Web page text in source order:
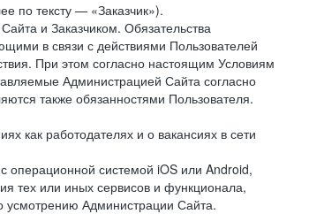
по тексту — «Заказчик»).
и Заказчиком. Обязательства
в связи с действиями Пользователей
При этом согласно настоящим Условиям
Администрацией Сайта согласно
также обязанностями Пользователя.
как работодателях и о вакансиях в сети
системой iOS или Android,
тех или иных сервисов и функционала,
усмотрению Администрации Сайта.